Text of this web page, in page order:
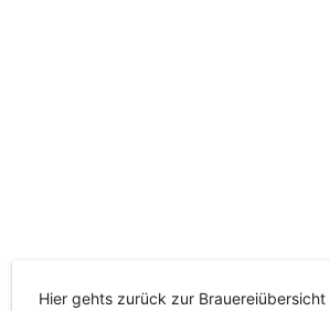
Hier gehts zurück zur Brauereiübersicht